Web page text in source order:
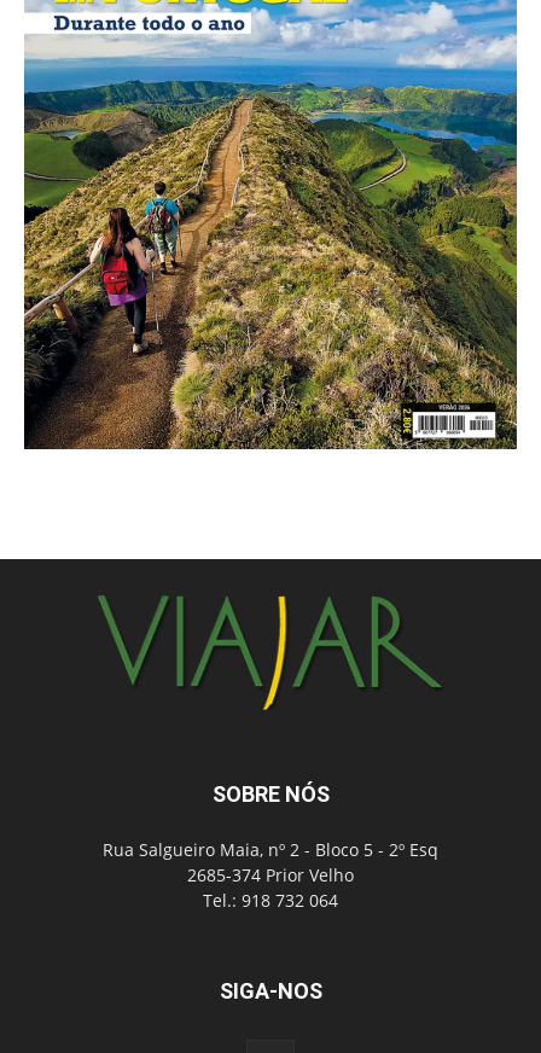
SOBRE NÓS
Rua Salgueiro Maia, nº 2 - Bloco 5 - 2º Esq
2685-374 Prior Velho
Tel.: 918 732 064
SIGA-NOS